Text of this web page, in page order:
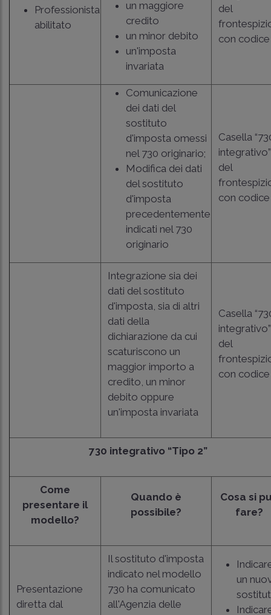
Professionista
abilitato
un maggiore
credito
un minor debito
un'imposta
invariata
del
con codice
Comunicazione
dei dati del
sostituto
d'imposta omessi
nel 730 originario;
Modifica dei dati
del sostituto
d'imposta
precedentemente
indicati nel 730
originario
Casella
integrativo”
del
con codice
Integrazione sia dei
dati del sostituto
d'imposta, sia di altri
dati della
dichiarazione da cui
scaturiscono un
maggior importo a
credito, un minor
debito oppure
un'imposta invariata
Casella
integrativo”
del
con codice
730 integrativo “Tipo 2”
Come
presentare il
modello?
Quando è
possibile?
Cosa si
fare?
Presentazione
diretta dal
Il sostituto d'imposta
indicato nel modello
730 ha comunicato
all'Agenzia delle
un